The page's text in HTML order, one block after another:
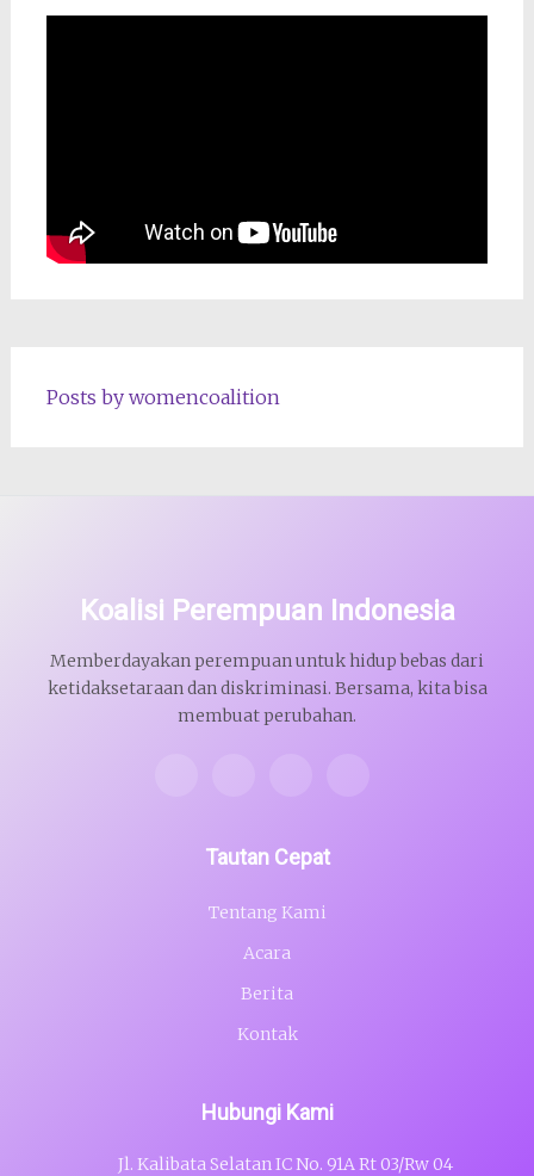
Posts by womencoalition
Koalisi Perempuan Indonesia
Memberdayakan perempuan untuk hidup bebas dari
ketidaksetaraan dan diskriminasi. Bersama, kita bisa
membuat perubahan.
Tautan Cepat
Tentang Kami
Acara
Berita
Kontak
Hubungi Kami
Jl. Kalibata Selatan IC No. 91A Rt 03/Rw 04